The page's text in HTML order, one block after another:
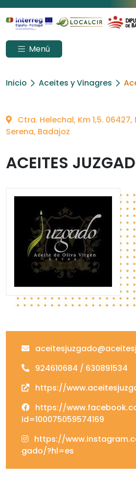
Menú
Inicio Aceites y Vinagres
Ctra. Helechal, Km 1,5.
Serena, Badajoz
ACEITES
924610684 / 630891534
https://
https://
id=100075059574169
https://
gado/?hl=es